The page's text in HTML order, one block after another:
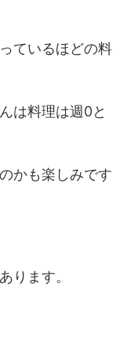
ているほどの料
は料理は週0と
かも楽しみです
ります。